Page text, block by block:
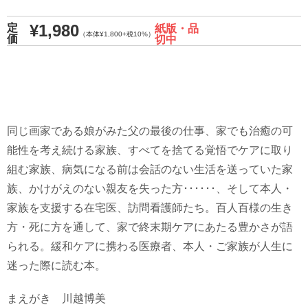
定
価
¥1,980 （本体¥1,800+税10%）紙版・品
切中
同じ画家である娘がみた父の最後の仕事、家でも治癒の可
能性を考え続ける家族、すべてを捨てる覚悟でケアに取り
組む家族、病気になる前は会話のない生活を送っていた家
族、かけがえのない親友を失った方･･････、そして本人・
家族を支援する在宅医、訪問看護師たち。百人百様の生き
方・死に方を通して、家で終末期ケアにあたる豊かさが語
られる。緩和ケアに携わる医療者、本人・ご家族が人生に
迷った際に読む本。
まえがき 川越博美